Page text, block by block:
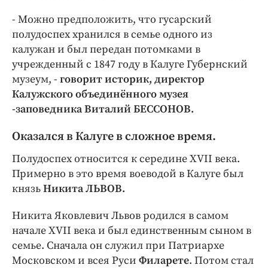
- Можно предположить, что гусарский
полудоспех хранился в семье одного из
калужан и был передан потомками в
учрежденный с 1847 году в Калуге Губернский
музеум, - говорит историк, директор
Калужского объединённого музея
-заповедника Виталий БЕССОНОВ.
Оказался в Калуге в сложное время.
Полудоспех относится к середине XVII века.
Примерно в это время воеводой в Калуге был
князьНикита ЛЬВОВ.
Никита Яковлевич Львов родился в самом
начале XVII века и был единственным сыном в
семье. Сначала он служил при Патриархе
Московском и всея Руси Филарете. Потом стал